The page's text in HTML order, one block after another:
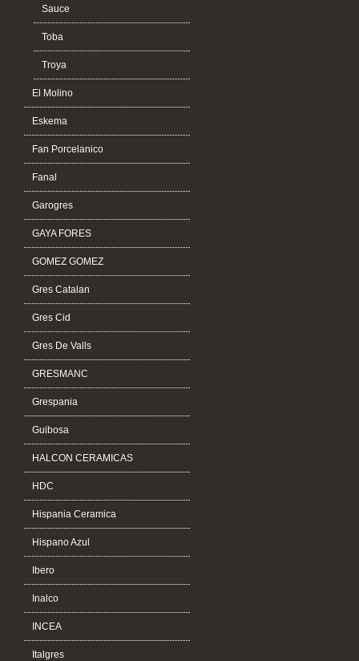
Sauce
Toba
Troya
El Molino
Eskema
Fan Porcelanico
Fanal
Garogres
GAYA FORES
GOMEZ GOMEZ
Gres Catalan
Gres Cid
Gres De Valls
GRESMANC
Grespania
Guibosa
HALCON CERAMICAS
HDC
Hispania Ceramica
Hispano Azul
Ibero
Inalco
INCEA
Italgres